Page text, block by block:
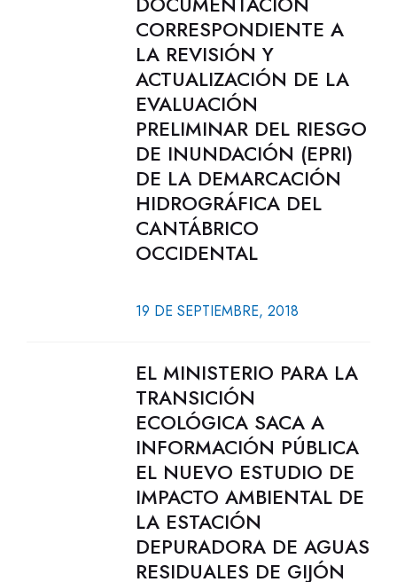
CORRESPONDIENTE A
LA REVISIÓN Y
ACTUALIZACIÓN DE LA
EVALUACIÓN
PRELIMINAR DEL RIESGO
DE INUNDACIÓN (EPRI)
DE LA DEMARCACIÓN
HIDROGRÁFICA DEL
CANTÁBRICO
OCCIDENTAL
19 DE SEPTIEMBRE, 2018
EL MINISTERIO PARA LA
TRANSICIÓN
ECOLÓGICA SACA A
INFORMACIÓN PÚBLICA
EL NUEVO ESTUDIO DE
IMPACTO AMBIENTAL DE
LA ESTACIÓN
DEPURADORA DE AGUAS
RESIDUALES DE GIJÓN